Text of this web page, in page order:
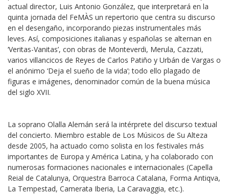
actual director, Luis Antonio González, que interpretará en la
quinta jornada del FeMÀS un repertorio que centra su discurso
en el desengaño, incorporando piezas instrumentales más
leves. Así, composiciones italianas y españolas se alternan en
‘Veritas-Vanitas’, con obras de Monteverdi, Merula, Cazzati,
varios villancicos de Reyes de Carlos Patiño y Urbán de Vargas o
el anónimo ‘Deja el sueño de la vida’; todo ello plagado de
figuras e imágenes, denominador común de la buena música
del siglo XVII.
La soprano Olalla Alemán será la intérprete del discurso textual
del concierto. Miembro estable de Los Músicos de Su Alteza
desde 2005, ha actuado como solista en los festivales más
importantes de Europa y América Latina, y ha colaborado con
numerosas formaciones nacionales e internacionales (Capella
Reial de Catalunya, Orquestra Barroca Catalana, Forma Antiqva,
La Tempestad, Camerata Iberia, La Caravaggia, etc.).